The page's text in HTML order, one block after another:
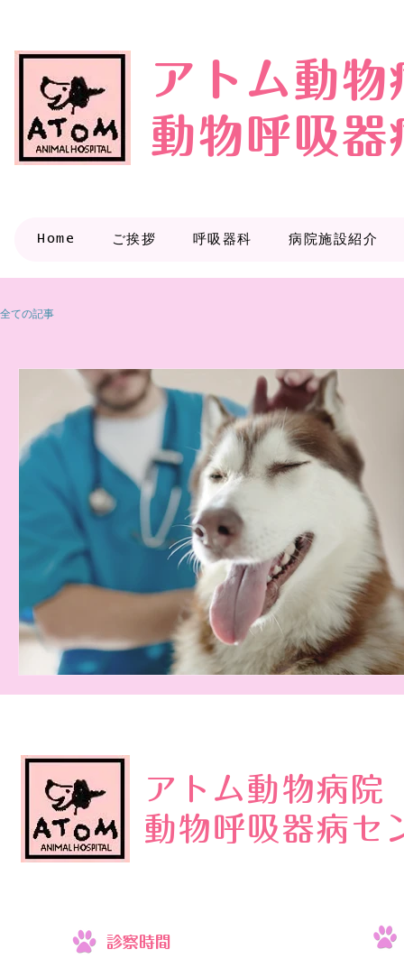
アトム動物
動物呼吸
Home ご挨拶 呼吸器科 病院施設紹介
全ての記事
アトム動物病院
動物呼吸器病セ
診察時間